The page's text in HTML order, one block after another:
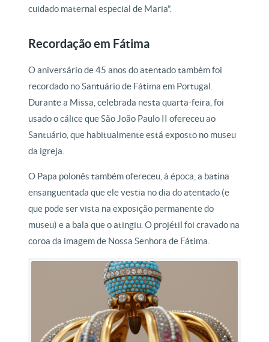
cuidado maternal especial de Maria”.
Recordação em Fátima
O aniversário de 45 anos do atentado também foi
recordado no Santuário de Fátima em Portugal.
Durante a Missa, celebrada nesta quarta-feira, foi
usado o cálice que São João Paulo II ofereceu ao
Santuário, que habitualmente está exposto no museu
da igreja.
O Papa polonês também ofereceu, à época, a batina
ensanguentada que ele vestia no dia do atentado (e
que pode ser vista na exposição permanente do
museu) e a bala que o atingiu. O projétil foi cravado na
coroa da imagem de Nossa Senhora de Fátima.